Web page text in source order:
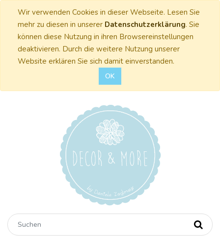
Wir verwenden Cookies in dieser Webseite. Lesen Sie
mehr zu diesen in unserer Datenschutzerklärung. Sie
können diese Nutzung in ihren Browsereinstellungen
deaktivieren. Durch die weitere Nutzung unserer
Website erklären Sie sich damit einverstanden.
OK